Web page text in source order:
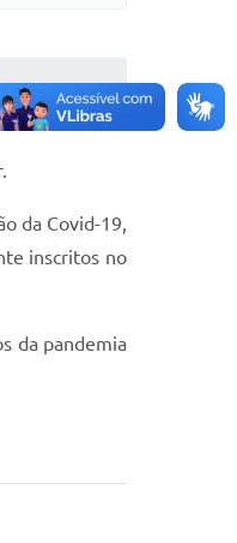
da Covid-19,
inscritos no
da pandemia